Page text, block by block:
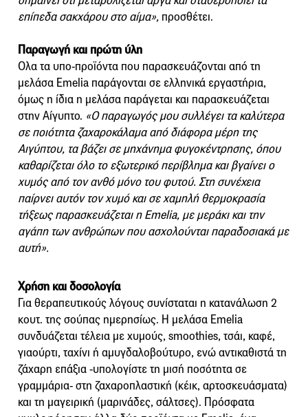
επίπεδα σακχάρου στο αίμα», προσθέτει.
Παραγωγή και πρώτη ύλη
Ολα τα υπο-προϊόντα που παρασκευάζονται από τη
μελάσα Emelia παράγονται σε ελληνικά εργαστήρια,
όμως η ίδια η μελάσα παράγεται και παρασκευάζεται
στην Αίγυπτο. «Ο παραγωγός μου συλλέγει τα καλύτερα
σε ποιότητα ζαχαροκάλαμα από διάφορα μέρη της
Αιγύπτου, τα βάζει σε μηχάνημα φυγοκέντρησης, όπου
καθαρίζεται όλο το εξωτερικό περίβλημα και βγαίνει ο
χυμός από τον ανθό μόνο του φυτού. Στη συνέχεια
παίρνει αυτόν τον χυμό και σε χαμηλή θερμοκρασία
τήξεως παρασκευάζεται η Emelia, με μεράκι και την
αγάπη των ανθρώπων που ασχολούνται παραδοσιακά με
αυτή».
Χρήση και δοσολογία
Για θεραπευτικούς λόγους συνίσταται η κατανάλωση 2
κουτ. της σούπας ημερησίως. Η μελάσα Emelia
συνδυάζεται τέλεια με χυμούς, smoothies, τσάι, καφέ,
γιαούρτι, ταχίνι ή αμυγδαλοβούτυρο, ενώ αντικαθιστά τη
ζάχαρη επάξια -υπολογίστε τη μισή ποσότητα σε
γραμμάρια- στη ζαχαροπλαστική (κέικ, αρτοσκευάσματα)
και τη μαγειρική (μαρινάδες, σάλτσες). Πρόσφατα